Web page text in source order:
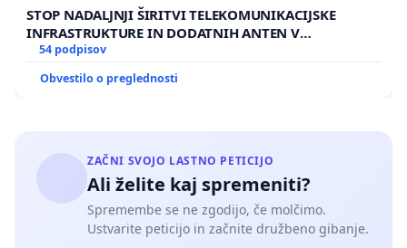
STOP NADALJNJI ŠIRITVI TELEKOMUNIKACIJSKE
INFRASTRUKTURE IN DODATNIH ANTEN V
GRADIŠČAKU
54 podpisov
Obvestilo o preglednosti
ZAČNI SVOJO LASTNO PETICIJO
Ali želite kaj spremeniti?
Spremembe se ne zgodijo, če molčimo.
Ustvarite peticijo in začnite družbeno gibanje.